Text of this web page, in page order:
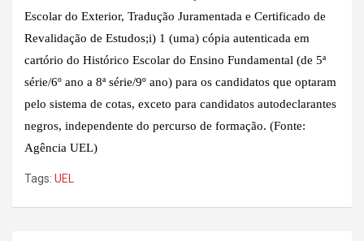
Escolar do Exterior, Tradução Juramentada e Certificado de
Revalidação de Estudos;i) 1 (uma) cópia autenticada em
cartório do Histórico Escolar do Ensino Fundamental (de 5ª
série/6º ano a 8ª série/9º ano) para os candidatos que optaram
pelo sistema de cotas, exceto para candidatos autodeclarantes
negros, independente do percurso de formação. (Fonte:
Agência UEL)
Tags: UEL